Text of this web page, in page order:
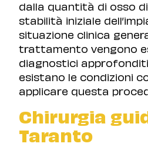
dalla quantità di osso
stabilità iniziale
situazione clinica
trattamento vengono
diagnostici
esistano le condizioni
applicare questa
Chirurgia
Taranto